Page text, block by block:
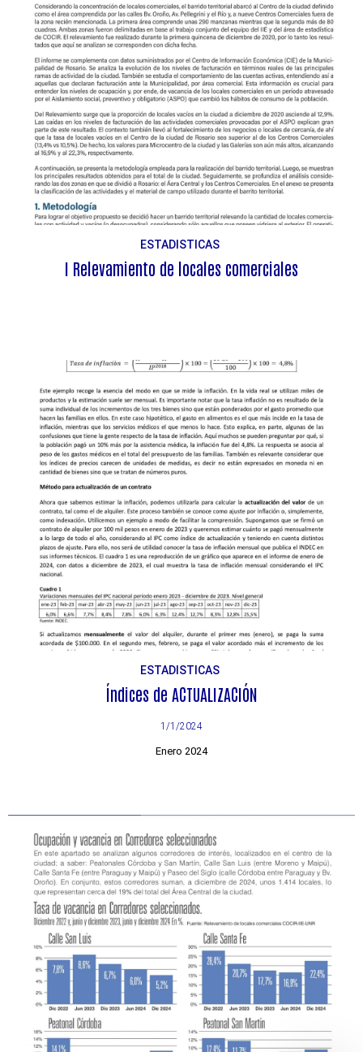
ESTADISTICAS
I Relevamiento de locales comerciales
ESTADISTICAS
Índices de ACTUALIZACIÓN
1/1/2024
Enero 2024